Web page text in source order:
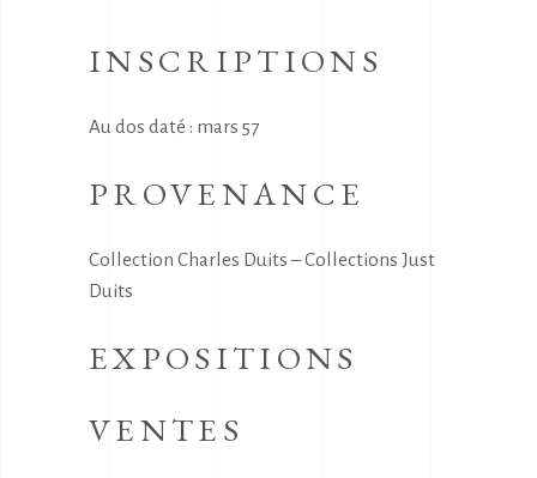
INSCRIPTIONS
Au dos daté : mars 57
PROVENANCE
Collection Charles Duits – Collections Just
Duits
EXPOSITIONS
VENTES